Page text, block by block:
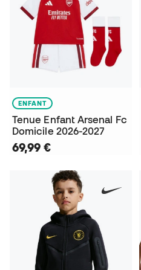
ENFANT
Tenue Enfant Arsenal Fc
Domicile 2026-2027
69,99 €